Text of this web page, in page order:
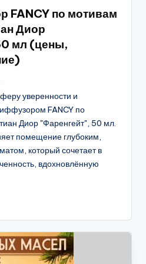
FANCY по мотивам
Диор
мл (цены,
уверенности и
FANCY по
Диор "Фаренгейт", 50 мл.
помещение глубоким,
который сочетает в
вдохновлённую